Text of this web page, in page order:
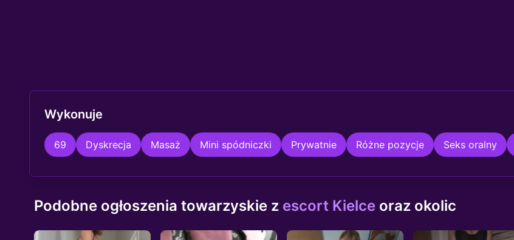
Wykonuje
69 Dyskrecja Masaż Mini spódniczki Prywatnie Różne pozycje Seks oralny
Podobne ogłoszenia towarzyskie z escort Kielce oraz okolic